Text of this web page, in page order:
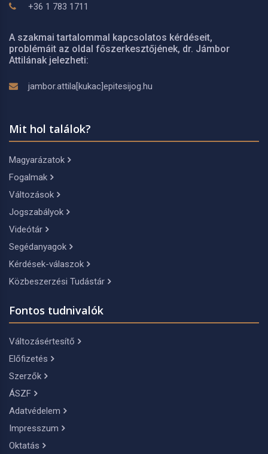
+36 1 783 1711
A szakmai tartalommal kapcsolatos kérdéseit,
problémáit az oldal főszerkesztőjének, dr. Jámbor
Attilának jelezheti:
jambor.attila[kukac]epitesijog.hu
Mit hol találok?
Magyarázatok
Fogalmak
Változások
Jogszabályok
Videótár
Segédanyagok
Kérdések-válaszok
Közbeszerzési Tudástár
Fontos tudnivalók
Változásértesítő
Előfizetés
Szerzők
ÁSZF
Adatvédelem
Impresszum
Oktatás